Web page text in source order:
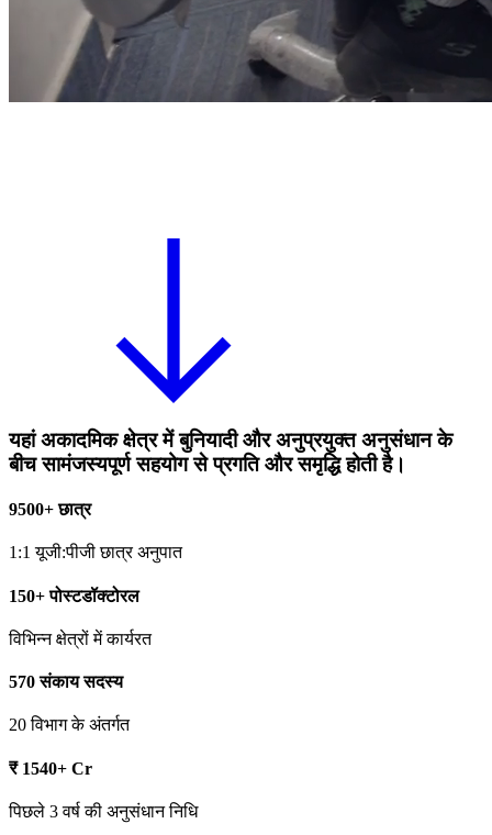
यहां अकादमिक क्षेत्र में बुनियादी और अनुप्रयुक्त अनुसंधान के
बीच सामंजस्यपूर्ण सहयोग से प्रगति और समृद्धि होती है।
9500+ छात्र
1:1 यूजी:पीजी छात्र अनुपात
150+ पोस्टडॉक्टोरल
विभिन्न क्षेत्रों में कार्यरत
570 संकाय सदस्य
20 विभाग के अंतर्गत
₹ 1540+ Cr
पिछले 3 वर्ष की अनुसंधान निधि